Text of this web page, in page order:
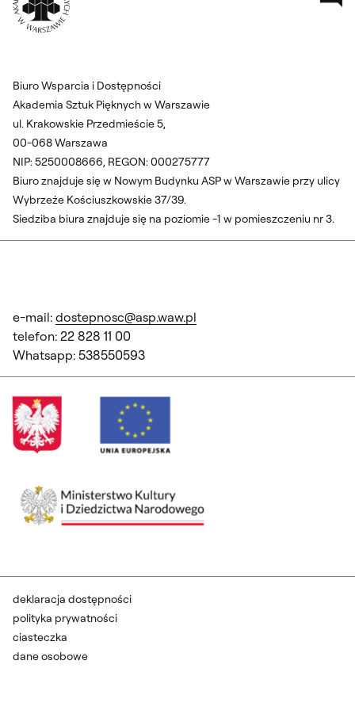
Biuro Wsparcia i Dostępności
Akademia Sztuk Pięknych w Warszawie
ul. Krakowskie Przedmieście 5,
00-068 Warszawa
NIP: 5250008666, REGON: 000275777
Biuro znajduje się w Nowym Budynku ASP w Warszawie przy ulicy
Wybrzeże Kościuszkowskie 37/39.
Siedziba biura znajduje się na poziomie -1 w pomieszczeniu nr 3.
e-mail: dostepnosc@asp.waw.pl
telefon: 22 828 11 00
Whatsapp: 538550593
deklaracja dostępności
polityka prywatności
ciasteczka
dane osobowe